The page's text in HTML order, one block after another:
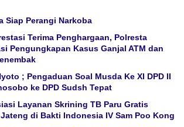
Siap Perangi Narkoba
Terima Penghargaan, Polresta
Pengungkapan Kasus Ganjal ATM dan
; Pengaduan Soal Musda Ke XI DPD II
ke DPD Sudsh Tepat
Layanan Skrining TB Paru Gratis
di Bakti Indonesia IV Sam Poo Kong